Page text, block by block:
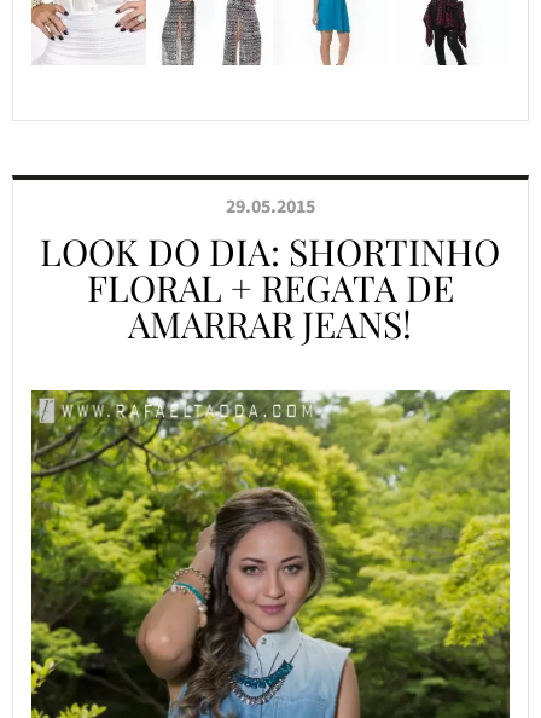
29.05.2015
LOOK DO DIA: SHORTINHO
FLORAL + REGATA DE
AMARRAR JEANS!